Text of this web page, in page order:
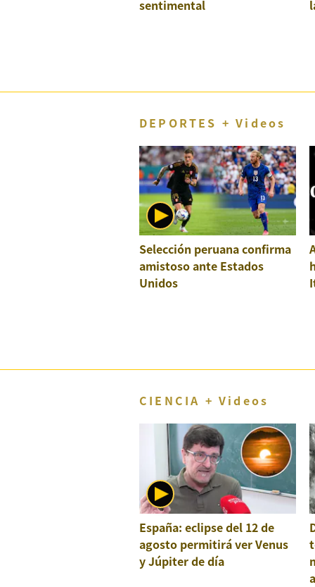
sentimental
DEPORTES + Videos
Selección peruana confirma
amistoso ante Estados
Unidos
CIENCIA + Videos
España: eclipse del 12 de
agosto permitirá ver Venus
y Júpiter de día